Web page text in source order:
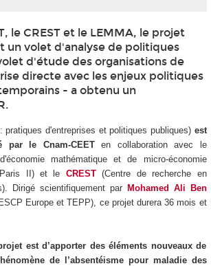
le CREST et le LEMMA, le projet
un volet d'analyse de politiques
d'étude des organisations de
directe avec les enjeux politiques
- a obtenu un
d'entreprises et politiques publiques) est
par le Cnam-CEETen collaboration avec le
mathématique et de micro-économie
Paris II) et le CREST(Centre de recherche en
Dirigé scientifiquement par Mohamed Ali Ben
Europe et TEPP), ce projet durera 36 mois et
est d’apporter des éléments nouveaux de
de l’absentéisme pour maladie des